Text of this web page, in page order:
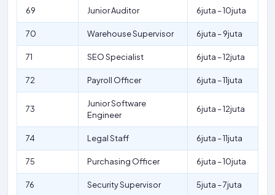
69 Junior Auditor 6juta – 10juta
70 Warehouse Supervisor 6juta – 9juta
71 SEO Specialist 6juta – 12juta
72 Payroll Officer 6juta – 11juta
73
Junior Software
Engineer
6juta – 12juta
74 Legal Staff 6juta – 11juta
75 Purchasing Officer 6juta – 10juta
76 Security Supervisor 5juta – 7juta